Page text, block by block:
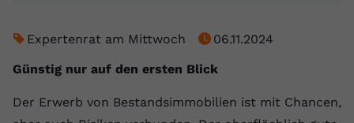
Expertenrat am Mittwoch
06.11.2024
Günstig nur auf den ersten Blick
Der Erwerb von Bestandsimmobilien ist mit Chancen,